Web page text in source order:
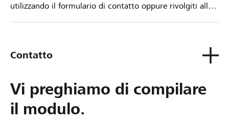
utilizzando il formulario di contatto oppure rivolgiti alla
Contatto
Vi preghiamo di compilare
il modulo.